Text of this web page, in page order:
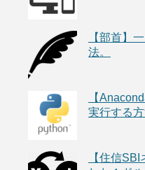
【部首】
法。
【
実行する方
【住信